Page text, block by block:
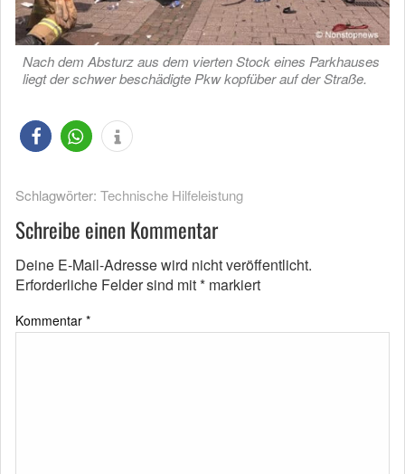
Nach dem Absturz aus dem vierten Stock eines Parkhauses
liegt der schwer beschädigte Pkw kopfüber auf der Straße.
Schlagwörter: Technische Hilfeleistung
Schreibe einen Kommentar
Deine E-Mail-Adresse wird nicht veröffentlicht.
Erforderliche Felder sind mit* markiert
Kommentar *